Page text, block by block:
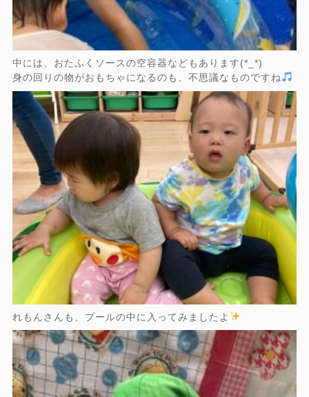
中には、おたふくソースの空容器などもあります(*_*)
身の回りの物がおもちゃになるのも、不思議なものですね
れもんさんも、プールの中に入ってみましたよ